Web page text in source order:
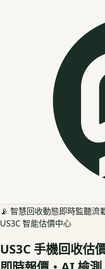
📡 智慧回收動態即時監聽流
US3C 智能估價中心
US3C 手機回收估